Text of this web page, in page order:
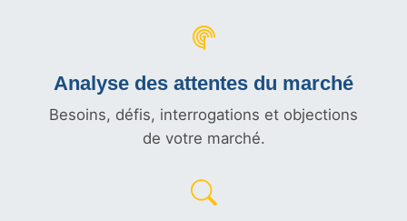
Analyse des attentes du marché
Besoins, défis, interrogations et objections
de votre marché.